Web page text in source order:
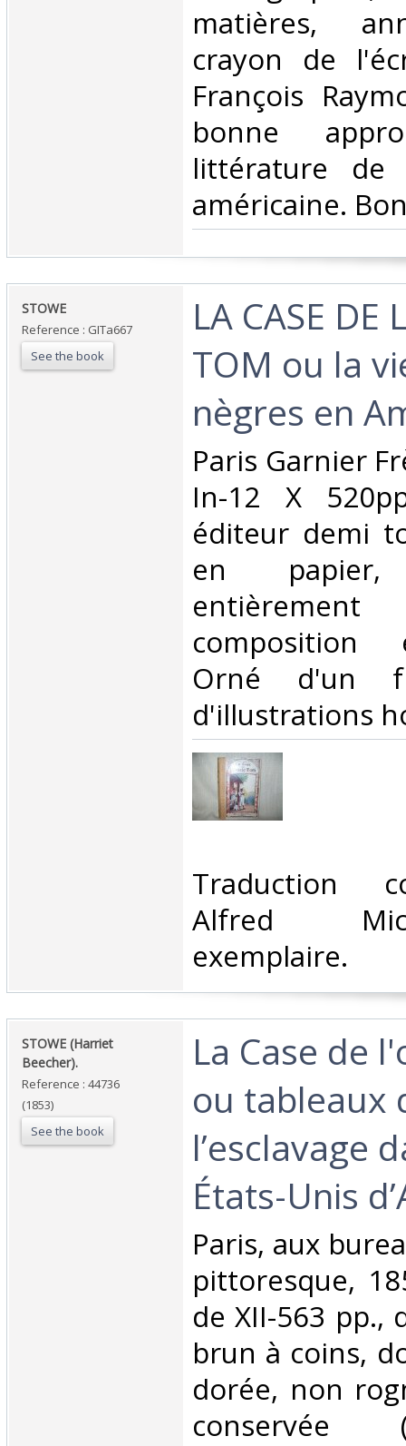
matières,
crayon de
François
bonne
littérature de
américaine.
‎STOWE‎
Reference : GITa667
See the book
‎LA CASE DE
TOM ou la
nègres en
‎Paris Garnier
In-12 X
éditeur demi
en
composition
Orné d'un
d'illustrations
‎Traduction
Alfred
exemplaire.‎
‎STOWE (Harriet
Beecher).‎
Reference : 44736
(1853)
See the book
‎La Case de
ou tableaux
l’esclavage
États-Unis
‎Paris, aux
pittoresque,
de XII-563 pp.,
brun à coins,
dorée, non
conservée